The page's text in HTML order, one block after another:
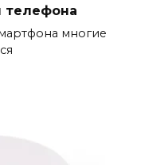
телефона
многие